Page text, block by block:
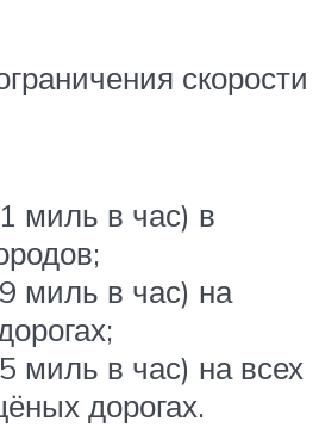
скорости
миль в час) в
миль в час) на
миль в час) на всех
дорогах.